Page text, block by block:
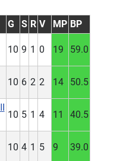
G S R V MP BP
10 9 1 0 19 59.0
10 6 2 2 14 50.5
10 5 1 4 11 40.5
10 4 1 5 9 39.0